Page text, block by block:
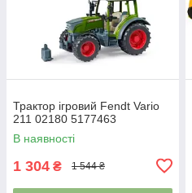
Трактор ігровий Fendt Vario
211 02180 5177463
В наявності
1 304 ₴ 1 544 ₴